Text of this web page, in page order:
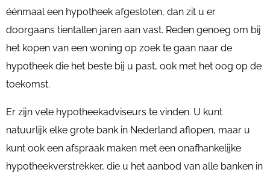
éénmaal een hypotheek afgesloten, dan zit u er
doorgaans tientallen jaren aan vast. Reden genoeg om bij
het kopen van een woning op zoek te gaan naar de
hypotheek die het beste bij u past, ook met het oog op de
toekomst.
Er zijn vele hypotheekadviseurs te vinden. U kunt
natuurlijk elke grote bank in Nederland aflopen, maar u
kunt ook een afspraak maken met een onafhankelijke
hypotheekverstrekker, die u het aanbod van alle banken in